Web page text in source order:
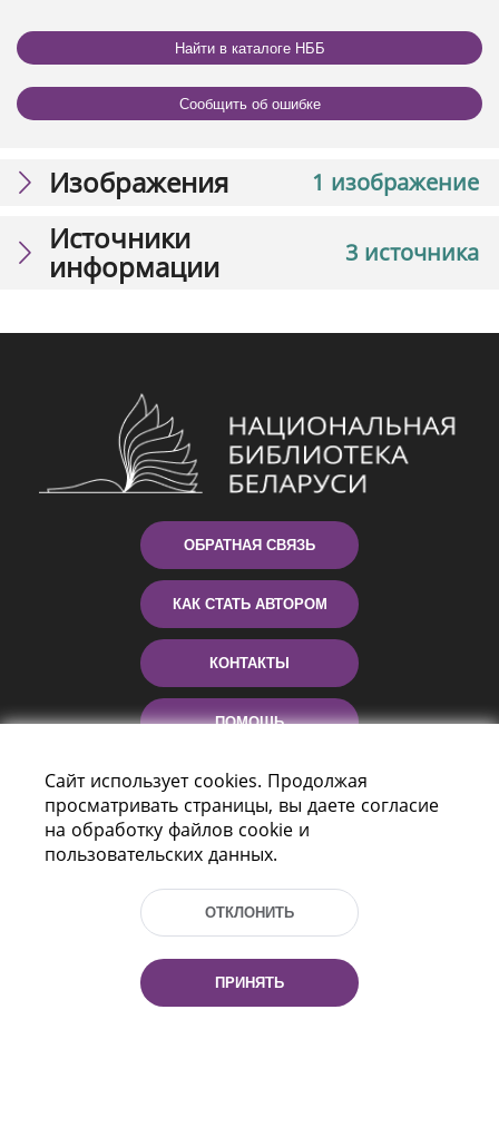
Найти в каталоге НББ
Сообщить об ошибке
1 изображение
Изображения
3 источника
Источники
информации
ОБРАТНАЯ СВЯЗЬ
КАК СТАТЬ АВТОРОМ
КОНТАКТЫ
ПОМОЩЬ
Пр-т Независимости 116
г. Минск, Республика Беларусь, 220114
Тел.: (+375 17) 368 37 37, Факс: (+375 17)
Сайт использует cookies. Продолжая
просматривать страницы, вы даете согласие
на обработку файлов cookie и
пользовательских данных.
ОТКЛОНИТЬ
ПРИНЯТЬ